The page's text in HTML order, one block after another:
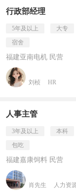
行政部经理
5年及以上 大专
宿舍
福建亚南电机 民营
刘桢 HR
人事主管
3年及以上 本科
包吃
福建嘉康饲料 民营
肖先生 人力资